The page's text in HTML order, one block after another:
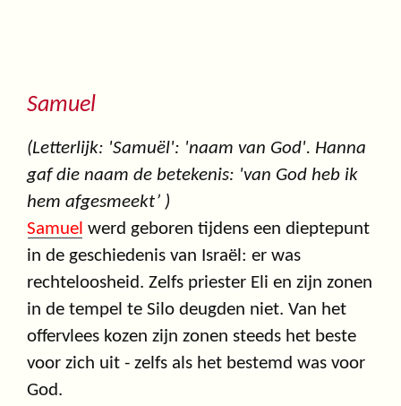
Samuel
(Letterlijk: 'Samuël': 'naam van God'. Hanna
gaf die naam de betekenis: 'van God heb ik
hem afgesmeekt’ )
Samuel werd geboren tijdens een dieptepunt
in de geschiedenis van Israël: er was
rechteloosheid. Zelfs priester Eli en zijn zonen
in de tempel te Silo deugden niet. Van het
offervlees kozen zijn zonen steeds het beste
voor zich uit - zelfs als het bestemd was voor
God.